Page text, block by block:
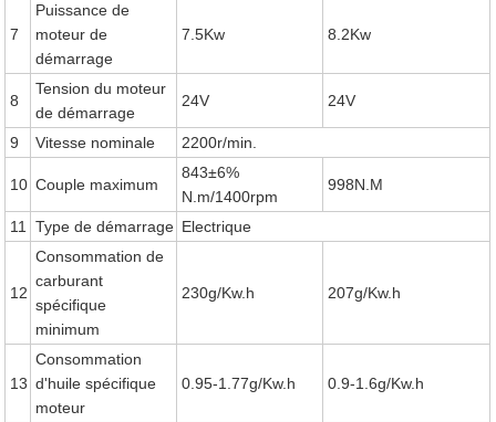
7
Puissance de
moteur de
démarrage
7.5Kw 8.2Kw
8
Tension du moteur
de démarrage
24V 24V
9 Vitesse nominale 2200r/min.
10 Couple maximum
843±6%
N.m/1400rpm
998N.M
11 Type de démarrage Electrique
12
Consommation de
carburant
spécifique
minimum
230g/Kw.h 207g/Kw.h
13
Consommation
d'huile spécifique
moteur
0.95-1.77g/Kw.h 0.9-1.6g/Kw.h